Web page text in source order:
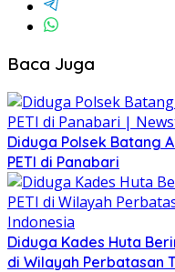
Baca Juga
Diduga Polsek Batang
PETI di Panabari
Diduga Kades Huta
di Wilayah Perbatasan